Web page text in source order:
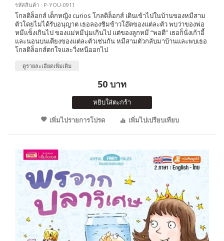
รหัสสินค้า : P-YOU-0911
โกลดิล็อกส์ เด็กหญิง curios โกลดิล็อกส์ เดินเข้าไปในบ้านของหมีสาม
ตัวโดยไม่ได้รับอนุญาต เธอลองชิมข้าวโอ๊ตของแต่ละตัว พบว่าของพ่อ
หมีแข็งเกินไป ของแม่หมีนุ่มเกินไป แต่ของลูกหมี “พอดี” เธอก็นั่งเก้าอี้
และนอนบนเตียงของแต่ละตัวเช่นกัน หมีสามตัวกลับมาบ้านและพบเธอ
โกลดิล็อกส์ตกใจและวิ่งหนีออกไป
ดูรายละเอียดเพิ่มเติม
50 บาท
หยิบใส่ตะกร้า
เพิ่มไปรายการโปรด
เพิ่มไปเปรียบเทียบ